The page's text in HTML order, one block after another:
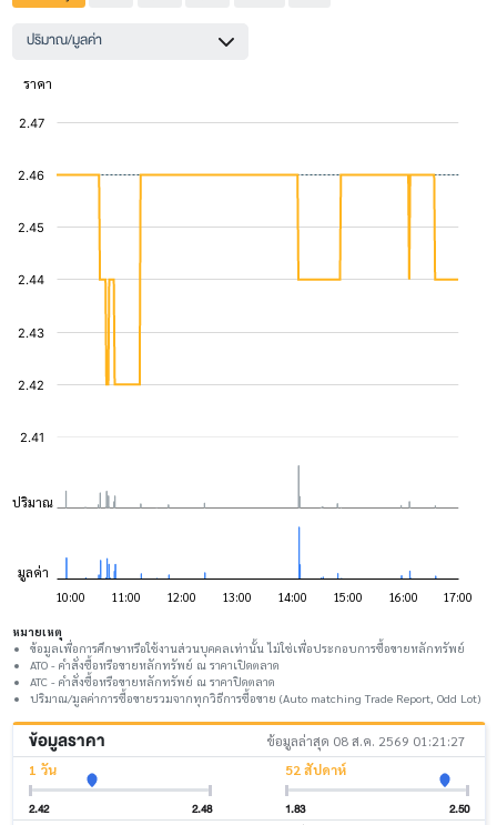
ปริมาณ/มูลค่า
หมายเหตุ
ข้อมูลเพื่อการศึกษาหรือใช้งานส่วนบุคคลเท่านั้น ไม่ใช่เพื่อประกอบการซื้อขายหลักทรัพย์
ATO - คำสั่งซื้อหรือขายหลักทรัพย์ ณ ราคาเปิดตลาด
ATC - คำสั่งซื้อหรือขายหลักทรัพย์ ณ ราคาปิดตลาด
ปริมาณ/มูลค่าการซื้อขายรวมจากทุกวิธีการซื้อขาย (Auto matching Trade Report, Odd Lot)
ข้อมูลราคา
ข้อมูลล่าสุด 08 ส.ค. 2569 01:21:27
1 วัน
2.42 2.48
52 สัปดาห์
1.83 2.50